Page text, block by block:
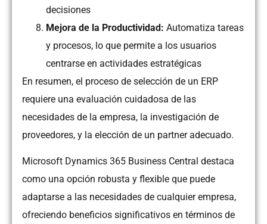
decisiones
Mejora de la Productividad: Automatiza tareas
y procesos, lo que permite a los usuarios
centrarse en actividades estratégicas
En resumen, el proceso de selección de un ERP
requiere una evaluación cuidadosa de las
necesidades de la empresa, la investigación de
proveedores, y la elección de un partner adecuado.
Microsoft Dynamics 365 Business Central destaca
como una opción robusta y flexible que puede
adaptarse a las necesidades de cualquier empresa,
ofreciendo beneficios significativos en términos de